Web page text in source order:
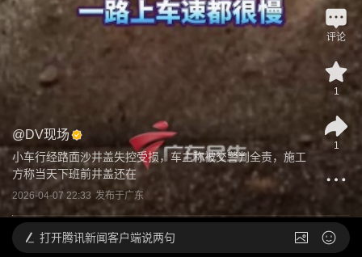
@DV现场
小车行经路面沙井盖失控受损，车主称被交警判全责，施工
方称当天下班前井盖还在
2026-04-07 22:33 发布于广东
评论
1
1
打开腾讯新闻客户端说两句